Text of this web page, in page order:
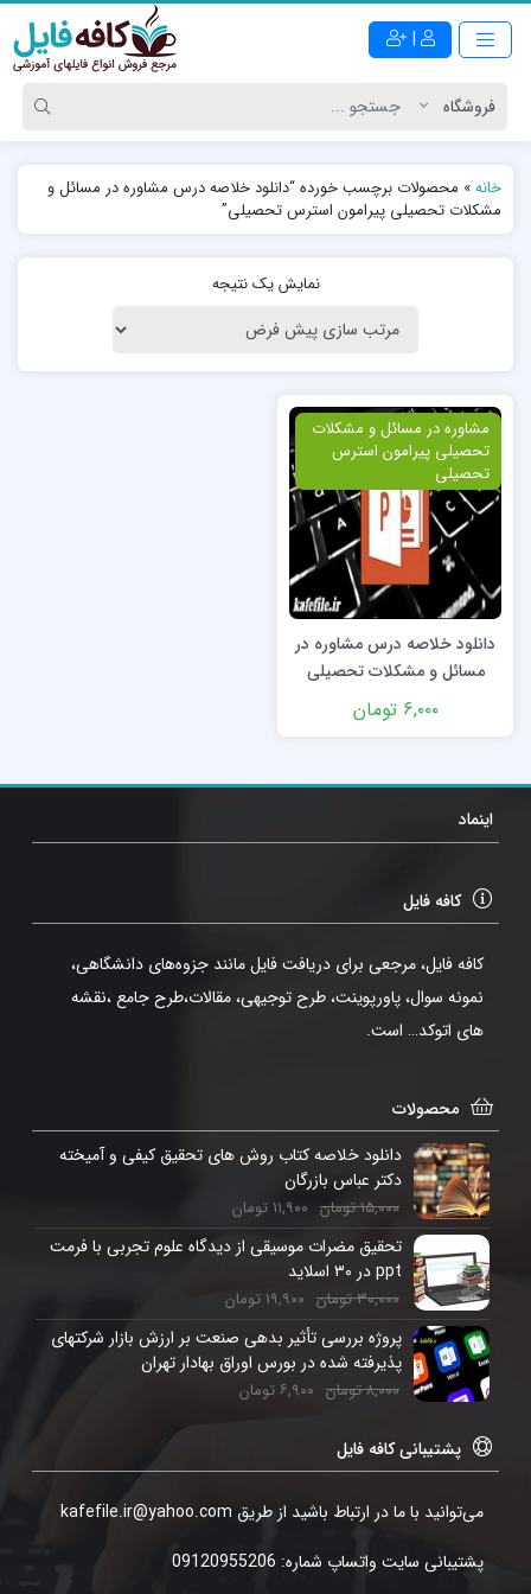
|
خانه» محصولات برچسب خورده “دانلود خلاصه درس مشاوره در مسائل و
مشکلات تحصیلی پیرامون استرس تحصیلی”
نمایش یک نتیجه
ویژه
مشاوره در مسائل و مشکلات
تحصیلی پیرامون استرس
تحصیلی
دانلود خلاصه درس مشاوره در
مسائل و مشکلات تحصیلی
پیرامون استرس تحصیلی
۶,۰۰۰ تومان
اینماد
کافه فایل
کافه فایل، مرجعی برای دریافت فایل مانند جزوه‌های دانشگاهی،
نمونه سوال، پاورپوینت، طرح توجیهی، مقالات،طرح جامع ،نقشه
های اتوکد… است.
محصولات
دانلود خلاصه کتاب روش های تحقیق کیفی و آمیخته
دکتر عباس بازرگان
۱۵,۰۰۰تومان ۱۱,۹۰۰ تومان
تحقیق مضرات موسیقی از دیدگاه علوم تجربی با فرمت
ppt در ۳۰ اسلاید
۳۰,۰۰۰تومان ۱۹,۹۰۰ تومان
پروژه بررسی تأثیر بدهی صنعت بر ارزش بازار شرکتهای
پذیرفته شده در بورس اوراق بهادار تهران
۸,۰۰۰تومان ۶,۹۰۰ تومان
پشتیبانی کافه فایل
می‌توانید با ما در ارتباط باشید از طریق kafefile.ir@yahoo.com
پشتیبانی سایت واتساپ شماره: 09120955206